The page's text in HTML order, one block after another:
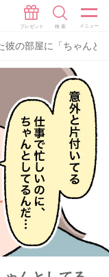
彼の部屋に「ちゃん